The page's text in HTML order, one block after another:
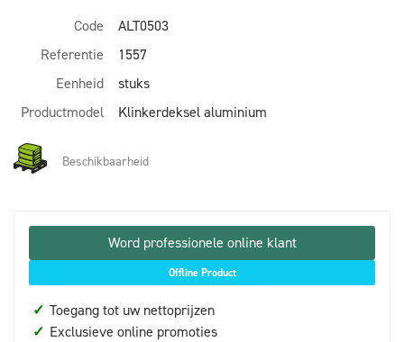
Code
ALT0503
Referentie
1557
Eenheid
stuks
Productmodel
Klinkerdeksel aluminium
Beschikbaarheid
Word professionele online klant
Offline Product
✓ Toegang tot uw nettoprijzen
✓ Exclusieve online promoties